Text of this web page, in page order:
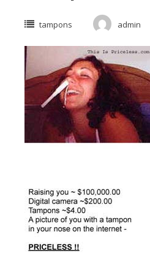
tampons admin